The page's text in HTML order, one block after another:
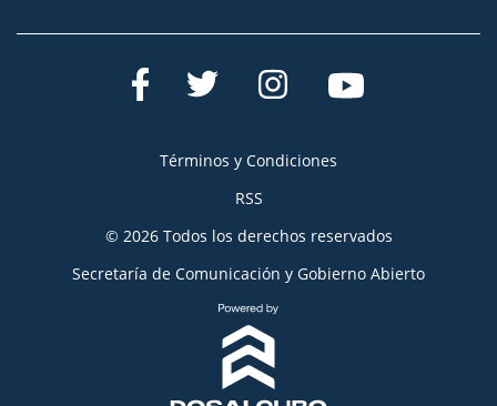
Términos y Condiciones
RSS
© 2026 Todos los derechos reservados
Secretaría de Comunicación y Gobierno Abierto